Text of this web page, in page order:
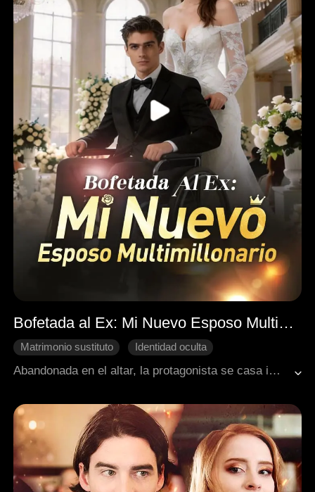
Bofetada al Ex: Mi Nuevo Esposo Multimillonario
Matrimonio sustituto
Identidad oculta
Romance moderno
Abandonada en el altar, la protagonista se casa impulsivamente con un hombre en silla de ruedas del que todos se burlan. Mientras ella lo defiende y humilla a su ex, descubre que su nuevo esposo es en realidad un multimillonario oculto que destruirá a quienes la lastimaron.